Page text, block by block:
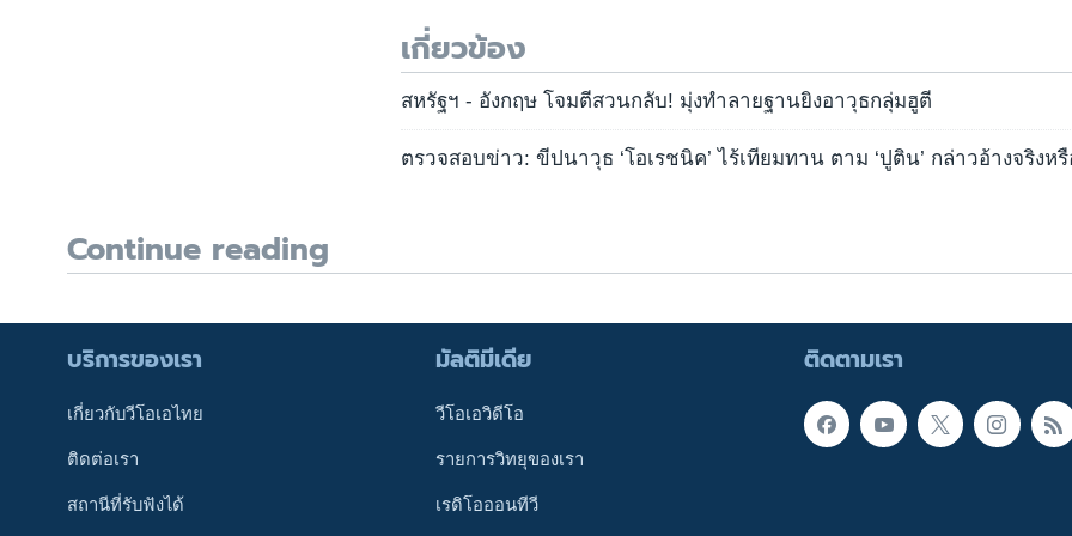
เกี่ยวข้อง
สหรัฐฯ - อังกฤษ โจมตีสวนกลับ! มุ่งทำลายฐานยิงอาวุธกลุ่มฮูตี
ตรวจสอบข่าว: ขีปนาวุธ ‘โอเรชนิค’ ไร้เทียมทาน ตาม ‘ปูติน’ กล่าวอ้างจริงห
Continue reading
ติดตามเรา
บริการของเรา
เกี่ยวกับวีโอเอไทย
ติดต่อเรา
สถานีที่รับฟังได้
มัลติมีเดีย
วีโอเอวิดีโอ
รายการวิทยุของเรา
เรดิโอออนทีวี